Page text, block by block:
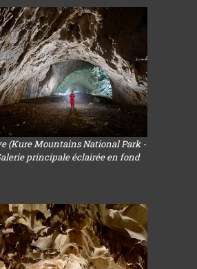
(Kure Mountains National Park -
principale éclairée en fond